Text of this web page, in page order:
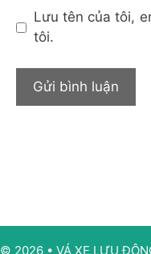
Lưu tên của tôi,
tôi.
© 2026 • VÁ XE LƯU